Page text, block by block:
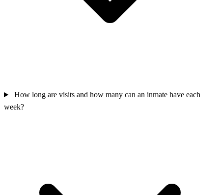
How long are visits and how many can an inmate have each
week?